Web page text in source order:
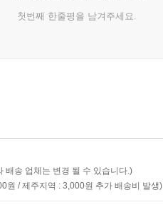
첫번째 한줄평을 남겨주세요.
배송 업체는 변경 될 수 있습니다.)
원 제주지역 : 3,000원 추가 배송비 발생)